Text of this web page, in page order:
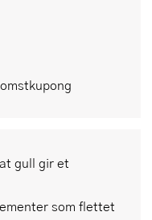
gull gir et
som flettet